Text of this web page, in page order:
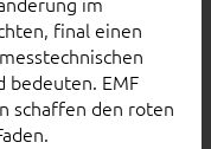
final einen
bedeuten. EMF
schaffen den roten